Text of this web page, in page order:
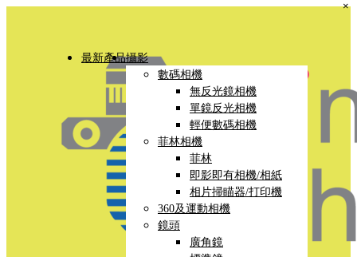
最新產品攝影
數碼相機
無反光鏡相機
單鏡反光相機
輕便數碼相機
菲林相機
菲林
即影即有相機/相紙
相片掃瞄器/打印機
360及運動相機
鏡頭
廣角鏡
×